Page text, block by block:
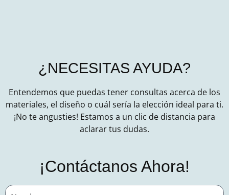
¿NECESITAS AYUDA?
Entendemos que puedas tener consultas acerca de los
materiales, el diseño o cuál sería la elección ideal para ti.
¡No te angusties! Estamos a un clic de distancia para
aclarar tus dudas.
¡Contáctanos Ahora!